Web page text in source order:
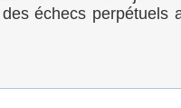
échecs perpétuels